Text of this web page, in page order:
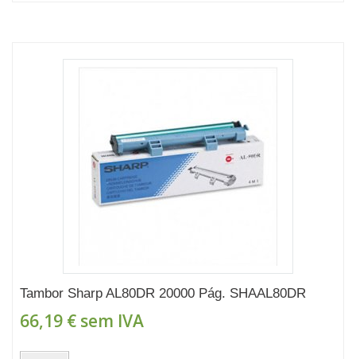
Tambor Sharp AL80DR 20000 Pág. SHAAL80DR
66,19 € sem IVA